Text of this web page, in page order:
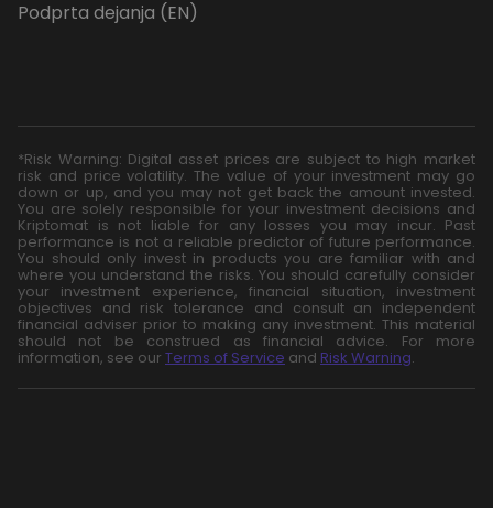
Podprta dejanja (EN)
*Risk Warning: Digital asset prices are subject to high market
risk and price volatility. The value of your investment may go
down or up, and you may not get back the amount invested.
You are solely responsible for your investment decisions and
Kriptomat is not liable for any losses you may incur. Past
performance is not a reliable predictor of future performance.
You should only invest in products you are familiar with and
where you understand the risks. You should carefully consider
your investment experience, financial situation, investment
objectives and risk tolerance and consult an independent
financial adviser prior to making any investment. This material
should not be construed as financial advice. For more
information, see our Terms of Service and Risk Warning.